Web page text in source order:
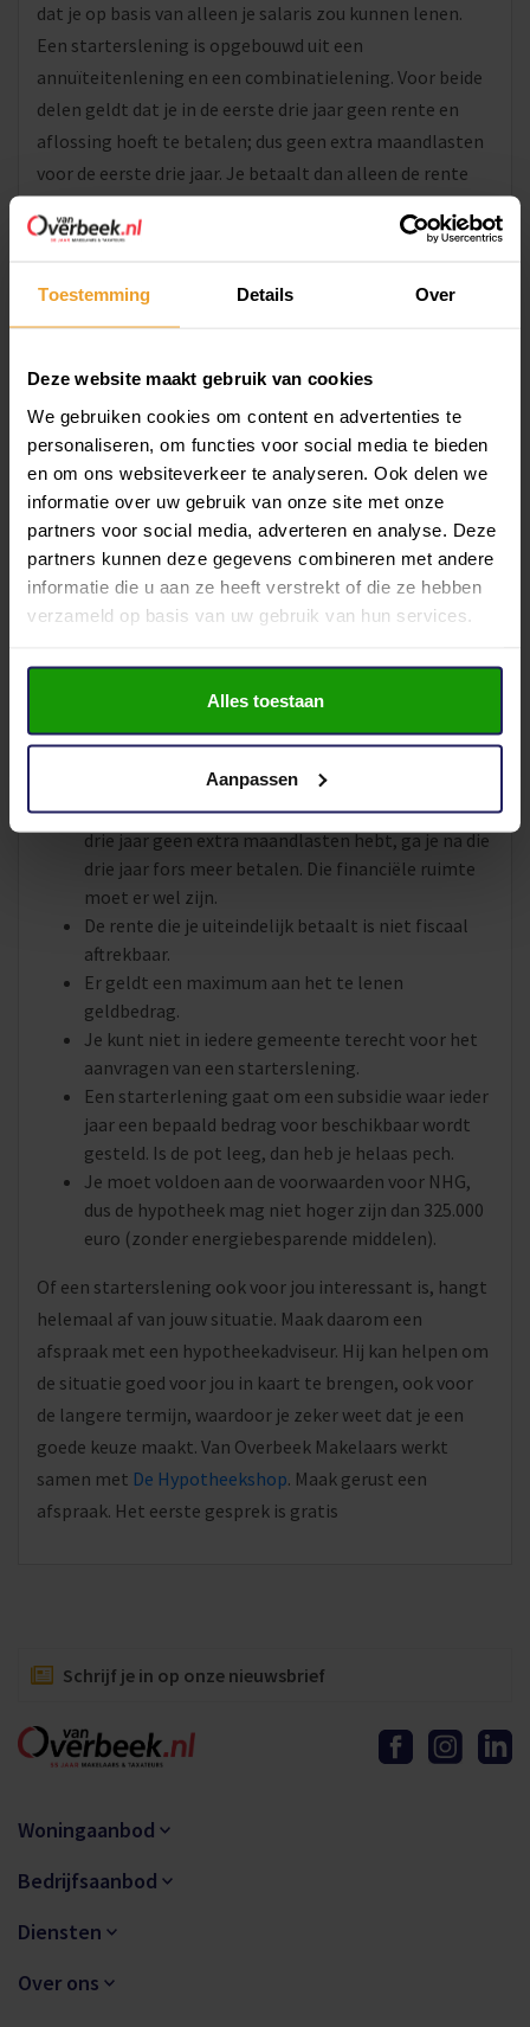
Toestemming Details Over
Deze website maakt gebruik van cookies
We gebruiken cookies om content en advertenties te
personaliseren, om functies voor social media te bieden
en om ons websiteverkeer te analyseren. Ook delen we
informatie over uw gebruik van onze site met onze
partners voor social media, adverteren en analyse. Deze
partners kunnen deze gegevens combineren met andere
informatie die u aan ze heeft verstrekt of die ze hebben
verzameld op basis van uw gebruik van hun services.
Alles toestaan
Aanpassen
dat je op basis van alleen je salaris zou kunnen lenen.
Een starterslening is opgebouwd uit een
annuïteitenlening en een combinatielening. Voor beide
delen geldt dat je in de eerste drie jaar geen rente en
aflossing hoeft te betalen; dus geen extra maandlasten
voor de eerste drie jaar. Je betaalt dan alleen de rente
aflossing, tot het moment dat de starterslening
Voordelen starterslening
starterslening.
Je hebt extra financiële ruimte om je eerste
woning te kunnen kopen.
Daarnaast hoef je de eerste drie jaar geen extra
maandlasten te betalen.
Ja mag de starterslening altijd boetevrij aflossen.
Je blijft recht houden op hypotheekrenteaftrek op
de starterslening.
Nadelen starterslening
Naast de voordelen van extra geld lenen, zitten er ook
altijd nadelen aan vast.
De rente voor de starterslening is hoger dan de
rente van een hypotheek. Ondanks dat je de eerste
drie jaar geen extra maandlasten hebt, ga je na die
drie jaar fors meer betalen. Die financiële ruimte
moet er wel zijn.
De rente die je uiteindelijk betaalt is niet fiscaal
aftrekbaar.
Er geldt een maximum aan het te lenen
geldbedrag.
Je kunt niet in iedere gemeente terecht voor het
aanvragen van een starterslening.
Een starterlening gaat om een subsidie waar ieder
jaar een bepaald bedrag voor beschikbaar wordt
gesteld. Is de pot leeg, dan heb je helaas pech.
Je moet voldoen aan de voorwaarden voor NHG,
dus de hypotheek mag niet hoger zijn dan 325.000
euro (zonder energiebesparende middelen).
Of een starterslening ook voor jou interessant is, hangt
helemaal af van jouw situatie. Maak daarom een
afspraak met een hypotheekadviseur. Hij kan helpen om
de situatie goed voor jou in kaart te brengen, ook voor
de langere termijn, waardoor je zeker weet dat je een
goede keuze maakt. Van Overbeek Makelaars werkt
samen met De Hypotheekshop. Maak gerust een
afspraak. Het eerste gesprek is gratis
Schrijf je in op onze nieuwsbrief
Woningaanbod
Bedrijfsaanbod
Diensten
Over ons